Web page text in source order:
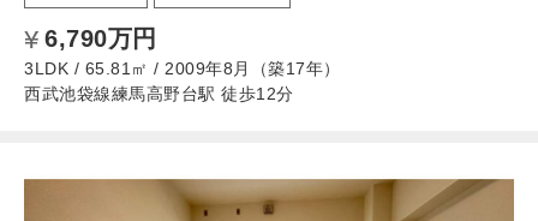
6,790万円
3LDK / 65.81㎡ / 2009年8月（築17年）
西武池袋線練馬高野台駅 徒歩12分